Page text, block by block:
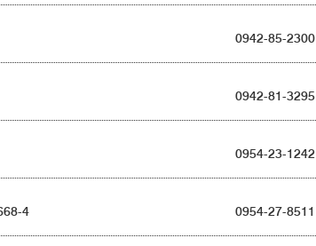
0942-85-2300
0942-81-3295
0954-23-1242
4 0954-27-8511